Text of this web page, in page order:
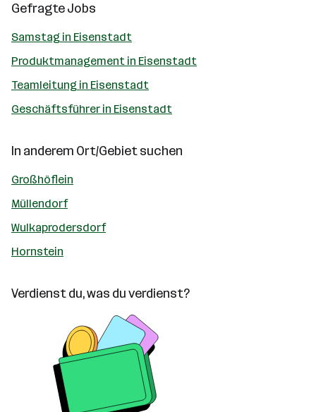
Gefragte Jobs
Samstag in Eisenstadt
Produktmanagement in Eisenstadt
Teamleitung in Eisenstadt
Geschäftsführer in Eisenstadt
In anderem Ort/Gebiet suchen
Großhöflein
Müllendorf
Wulkaprodersdorf
Hornstein
Verdienst du, was du verdienst?